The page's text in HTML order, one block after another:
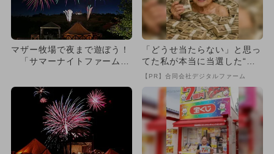
マザー牧場で夜まで遊ぼう！
「サマーナイトファーム」
「どうせ当たらない」と思っ
てた私が本当に当選した“買
い方”がこれ
【PR】合同会社デジタルファーム